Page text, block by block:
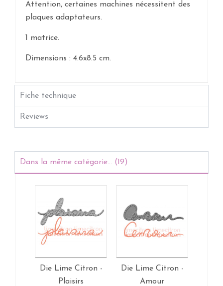
Attention, certaines machines nécessitent des
plaques adaptateurs.
1 matrice.
Dimensions : 4.6x8.5 cm.
Fiche technique
Reviews
Dans la même catégorie... (19)
Die Lime Citron -
Plaisirs
Die Lime Citron -
Amour